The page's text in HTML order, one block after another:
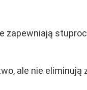
zapewniają
ale nie eliminują